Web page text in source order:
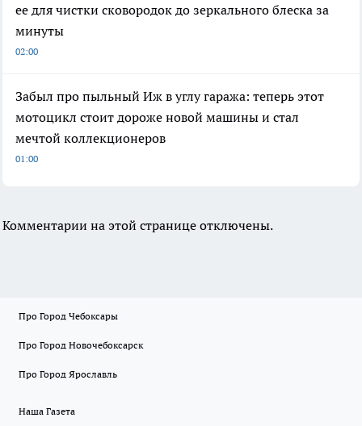
ее для чистки сковородок до зеркального блеска за
минуты
02:00
Забыл про пыльный Иж в углу гаража: теперь этот
мотоцикл стоит дороже новой машины и стал
мечтой коллекционеров
01:00
Комментарии на этой странице отключены.
Про Город Чебоксары
Про Город Новочебоксарск
Про Город Ярославль
Наша Газета